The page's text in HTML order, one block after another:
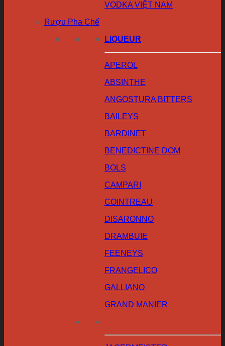
VODKA VIỆT NAM
Rượu Pha Chế
LIQUEUR
APEROL
ABSINTHE
ANGOSTURA BITTERS
BAILEYS
BARDINET
BENEDICTINE DOM
BOLS
CAMPARI
COINTREAU
DISARONNO
DRAMBUIE
FEENEYS
FRANGELICO
GALLIANO
GRAND MANIER